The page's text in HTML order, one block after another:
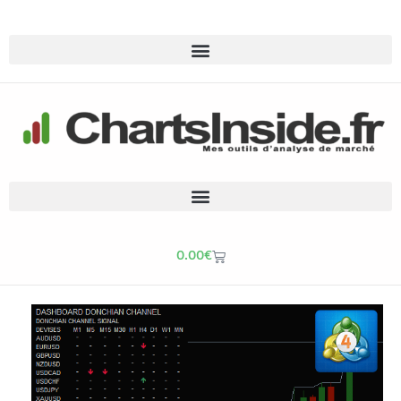
0.00€